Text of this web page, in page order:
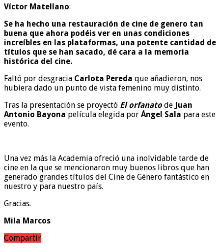
Víctor Matellano:
Se ha hecho una restauración de cine de genero tan
buena que ahora podéis ver en unas condiciones
increíbles en las plataformas, una potente cantidad de
títulos que se han sacado, dé cara a la memoria
histórica del cine.
Faltó por desgracia Carlota Pereda que añadieron, nos
hubiera dado un punto de vista femenino muy distinto.
Tras la presentación se proyectó El orfanato de Juan
Antonio Bayona película elegida por Ángel Sala para este
evento.
Una vez más la Academia ofreció una inolvidable tarde de
cine en la que se mencionaron muy buenos libros que han
generado grandes títulos del Cine de Género fantástico en
nuestro y para nuestro país.
Gracias.
Mila Marcos
Compartir